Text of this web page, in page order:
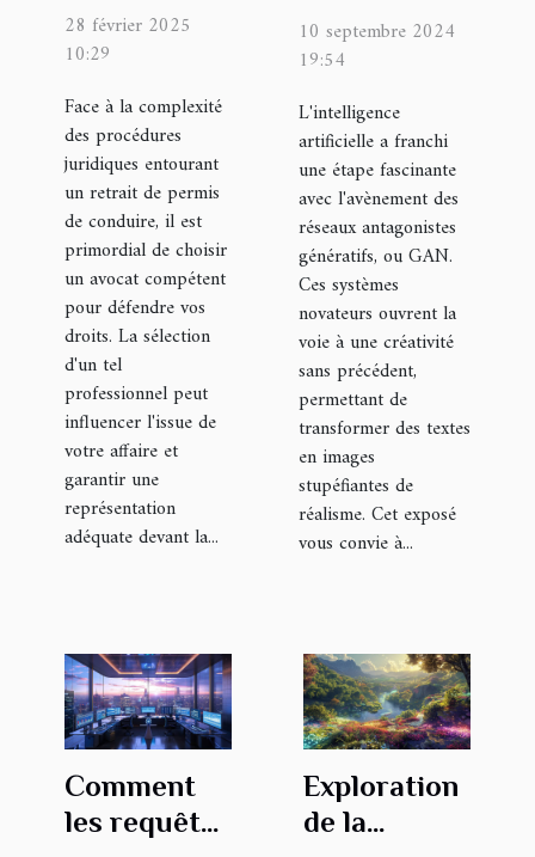
avocat pour
un retrait
de permis ?
28 février 2025
10:29
Face à la complexité
des procédures
juridiques entourant
un retrait de permis
de conduire, il est
primordial de choisir
un avocat compétent
pour défendre vos
droits. La sélection
d'un tel
professionnel peut
influencer l'issue de
votre affaire et
garantir une
représentation
adéquate devant la...
Transformer
images
réalistes
10 septembre 2024
19:54
L'intelligence
artificielle a franchi
une étape fascinante
avec l'avènement des
réseaux antagonistes
génératifs, ou GAN.
Ces systèmes
novateurs ouvrent la
voie à une créativité
sans précédent,
permettant de
transformer des textes
en images
stupéfiantes de
réalisme. Cet exposé
vous convie à...
Comment
les requêtes
Exploration
de la